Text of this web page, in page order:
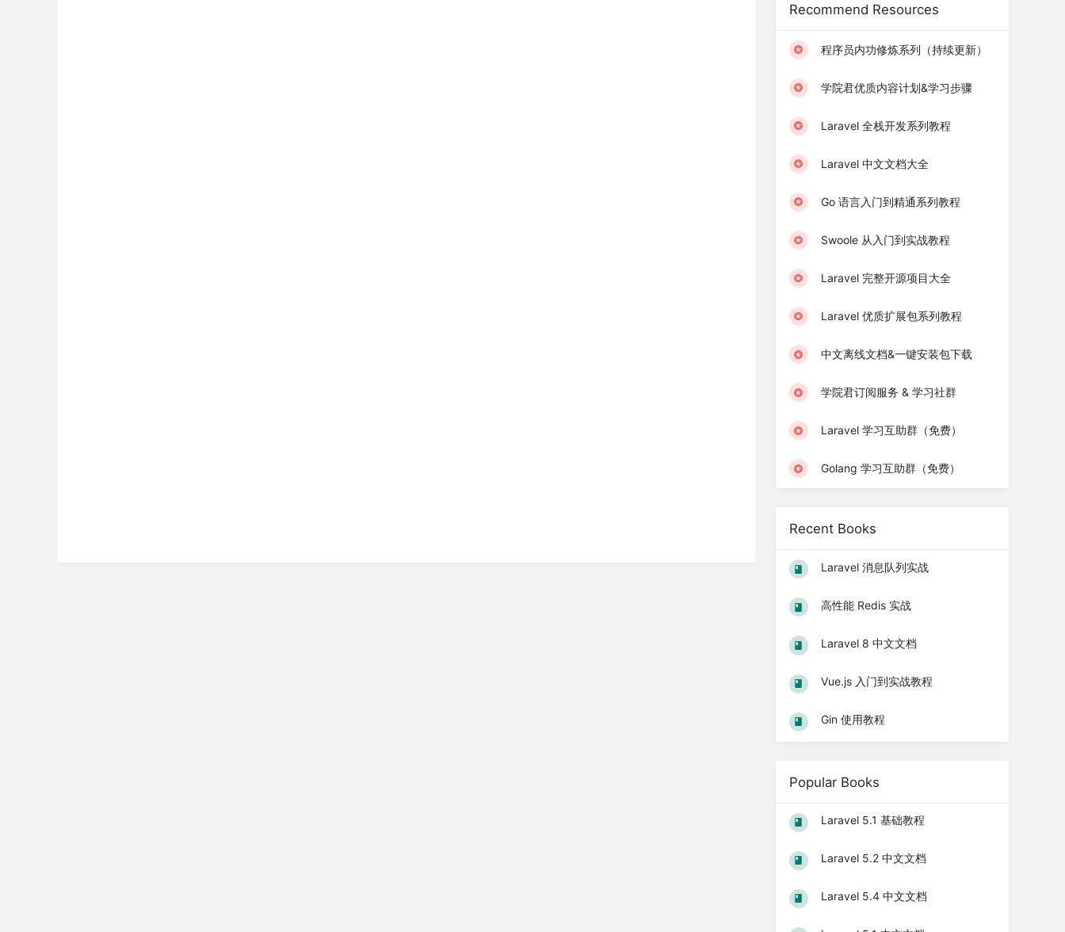
Recommend Resources
程序员内功修炼系列（持续更新）
学院君优质内容计划&学习步骤
Laravel 全栈开发系列教程
Laravel 中文文档大全
Go 语言入门到精通系列教程
Swoole 从入门到实战教程
Laravel 完整开源项目大全
Laravel 优质扩展包系列教程
中文离线文档&一键安装包下载
学院君订阅服务 & 学习社群
Laravel 学习互助群（免费）
Golang 学习互助群（免费）
Recent Books
Laravel 消息队列实战
高性能 Redis 实战
Laravel 8 中文文档
Vue.js 入门到实战教程
Gin 使用教程
Popular Books
Laravel 5.1 基础教程
Laravel 5.2 中文文档
Laravel 5.4 中文文档